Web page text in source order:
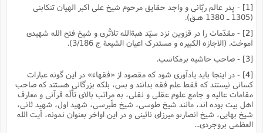
- پدر عالم ربّانى و واجد حقایق مرحوم شیخ على اکبر الهیان تنکابنى
- مقدّمات را در قزوین نزد سیّد هبةالله تلاتُرى و شیخ فتح الله شهیدى
آموخت. (الاجازه الکبیره و مستدرک اعیان الشیعة ج 3/186).
- صاحب حاشیه برمکاسب.
- در اینجا باید یادآورى شود که مقصود از «فقهاء» در این گونه عبارات
کسانى نیستند که فقط علم فقه بدانند و بس، بلکه بزرگانى هستند که صاحب
مقامات عالیه و جامع علوم عقلى و نقلى، به مراتب بالاى تألّه قرآنى و معارف
اهل بیت بوده اند، مانند شیخ طوسى، شیخ طَبرسى، شهید اول، شهید ثانى،
شیخ بهایى، شیخ انصارىو میرزاى نائینى و در این اواخر بعنوان نمونه، آیت الله
العظمى بروجردى...